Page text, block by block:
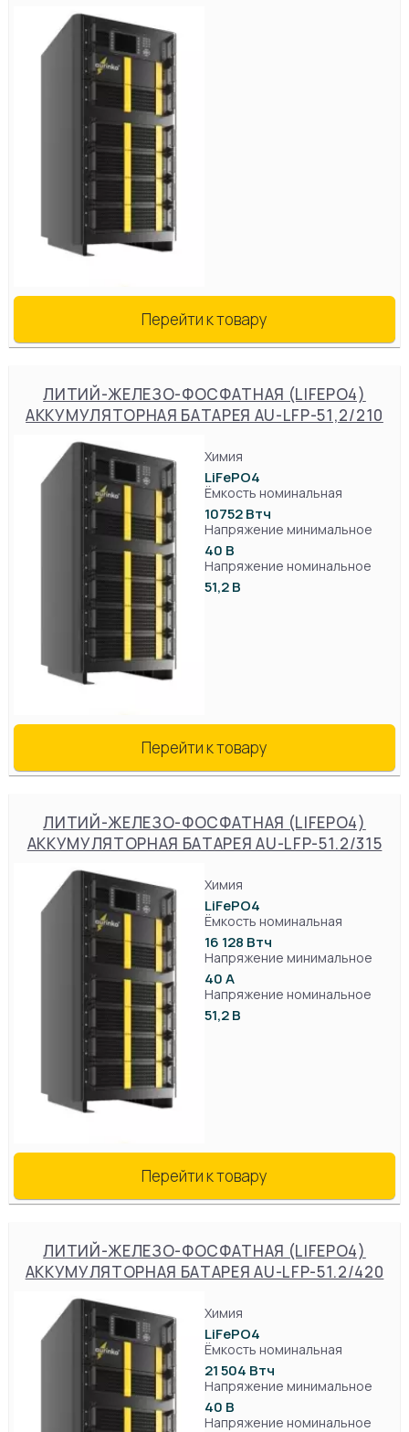
Перейти к товару
ЛИТИЙ-ЖЕЛЕЗО-ФОСФАТНАЯ (LIFEPO4)
АККУМУЛЯТОРНАЯ БАТАРЕЯ AU-LFP-51,2/210
Химия
LiFePO4
Ёмкость номинальная
10752 Втч
Напряжение минимальное
40 В
Напряжение номинальное
51,2 В
Перейти к товару
ЛИТИЙ-ЖЕЛЕЗО-ФОСФАТНАЯ (LIFEPO4)
АККУМУЛЯТОРНАЯ БАТАРЕЯ AU-LFP-51.2/315
Химия
LiFePO4
Ёмкость номинальная
16 128 Втч
Напряжение минимальное
40 А
Напряжение номинальное
51,2 В
Перейти к товару
ЛИТИЙ-ЖЕЛЕЗО-ФОСФАТНАЯ (LIFEPO4)
АККУМУЛЯТОРНАЯ БАТАРЕЯ AU-LFP-51.2/420
Химия
LiFePO4
Ёмкость номинальная
21 504 Втч
Напряжение минимальное
40 В
Напряжение номинальное